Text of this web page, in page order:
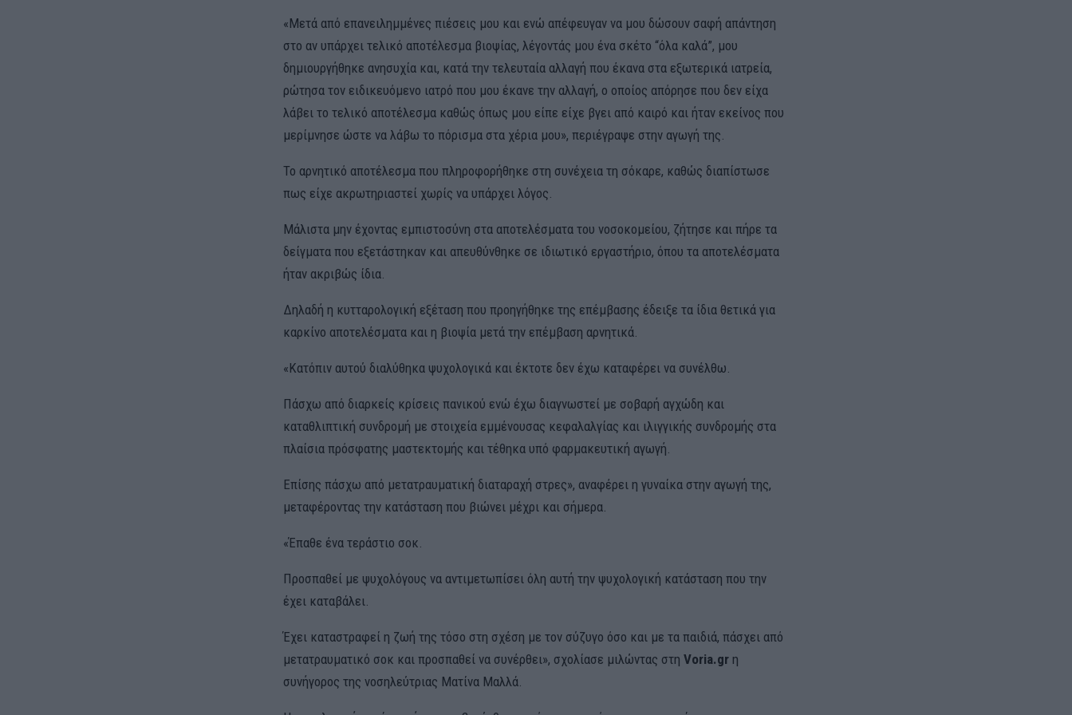
«Μετά από επανειλημμένες πιέσεις μου και ενώ απέφευγαν να μου δώσουν σαφή απάντηση
στο αν υπάρχει τελικό αποτέλεσμα βιοψίας, λέγοντάς μου ένα σκέτο “όλα καλά”, μου
δημιουργήθηκε ανησυχία και, κατά την τελευταία αλλαγή που έκανα στα εξωτερικά ιατρεία,
ρώτησα τον ειδικευόμενο ιατρό που μου έκανε την αλλαγή, ο οποίος απόρησε που δεν είχα
λάβει το τελικό αποτέλεσμα καθώς όπως μου είπε είχε βγει από καιρό και ήταν εκείνος που
μερίμνησε ώστε να λάβω το πόρισμα στα χέρια μου», περιέγραψε στην αγωγή της.
Το αρνητικό αποτέλεσμα που πληροφορήθηκε στη συνέχεια τη σόκαρε, καθώς διαπίστωσε
πως είχε ακρωτηριαστεί χωρίς να υπάρχει λόγος.
Μάλιστα μην έχοντας εμπιστοσύνη στα αποτελέσματα του νοσοκομείου, ζήτησε και πήρε τα
δείγματα που εξετάστηκαν και απευθύνθηκε σε ιδιωτικό εργαστήριο, όπου τα αποτελέσματα
ήταν ακριβώς ίδια.
Δηλαδή η κυτταρολογική εξέταση που προηγήθηκε της επέμβασης έδειξε τα ίδια θετικά για
καρκίνο αποτελέσματα και η βιοψία μετά την επέμβαση αρνητικά.
«Κατόπιν αυτού διαλύθηκα ψυχολογικά και έκτοτε δεν έχω καταφέρει να συνέλθω.
Πάσχω από διαρκείς κρίσεις πανικού ενώ έχω διαγνωστεί με σοβαρή αγχώδη και
καταθλιπτική συνδρομή με στοιχεία εμμένουσας κεφαλαλγίας και ιλιγγικής συνδρομής στα
πλαίσια πρόσφατης μαστεκτομής και τέθηκα υπό φαρμακευτική αγωγή.
Επίσης πάσχω από μετατραυματική διαταραχή στρες», αναφέρει η γυναίκα στην αγωγή της,
μεταφέροντας την κατάσταση που βιώνει μέχρι και σήμερα.
«Έπαθε ένα τεράστιο σοκ.
Προσπαθεί με ψυχολόγους να αντιμετωπίσει όλη αυτή την ψυχολογική κατάσταση που την
έχει καταβάλει.
Έχει καταστραφεί η ζωή της τόσο στη σχέση με τον σύζυγο όσο και με τα παιδιά, πάσχει από
μετατραυματικό σοκ και προσπαθεί να συνέρθει», σχολίασε μιλώντας στη Voria.gr η
συνήγορος της νοσηλεύτριας Ματίνα Μαλλά.